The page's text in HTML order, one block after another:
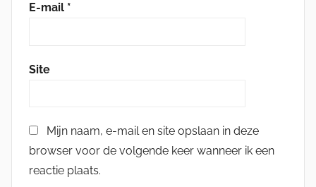
E-mail *
Site
Mijn naam, e-mail en site opslaan in deze
browser voor de volgende keer wanneer ik een
reactie plaats.